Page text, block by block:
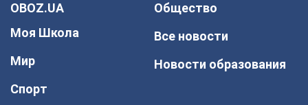
OBOZ.UA
Моя Школа
Мир
Спорт
Общество
Все новости
Новости образования